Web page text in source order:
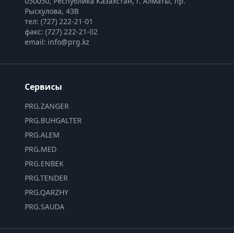
Рыскулова, 43В
тел: (727) 222-21-01
факс: (727) 222-21-02
email: info@prg.kz
Сервисы
PRG.ZANGER
PRG.BUHGALTER
PRG.ALEM
PRG.MED
PRG.ENBEK
PRG.TENDER
PRG.QARZHY
PRG.SAUDA